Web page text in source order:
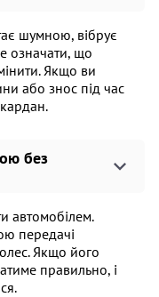
шумною, вібрує
означати, що
Якщо ви
або знос під час
без
автомобілем.
передачі
Якщо його
правильно, і